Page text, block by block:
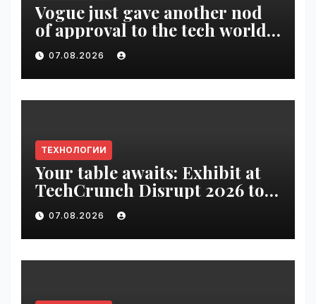
Vogue just gave another nod
of approval to the tech world |
VseTime.ru
07.08.2026
ТЕХНОЛОГИИ
Your table awaits: Exhibit at
TechCrunch Disrupt 2026 to
be seen by thousands |
VseTime.ru
07.08.2026